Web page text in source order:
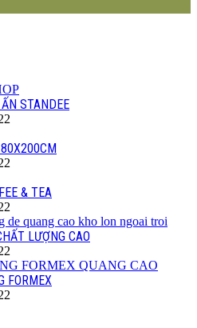
STANDEE
& TEA
LƯỢNG CAO
FORMEX